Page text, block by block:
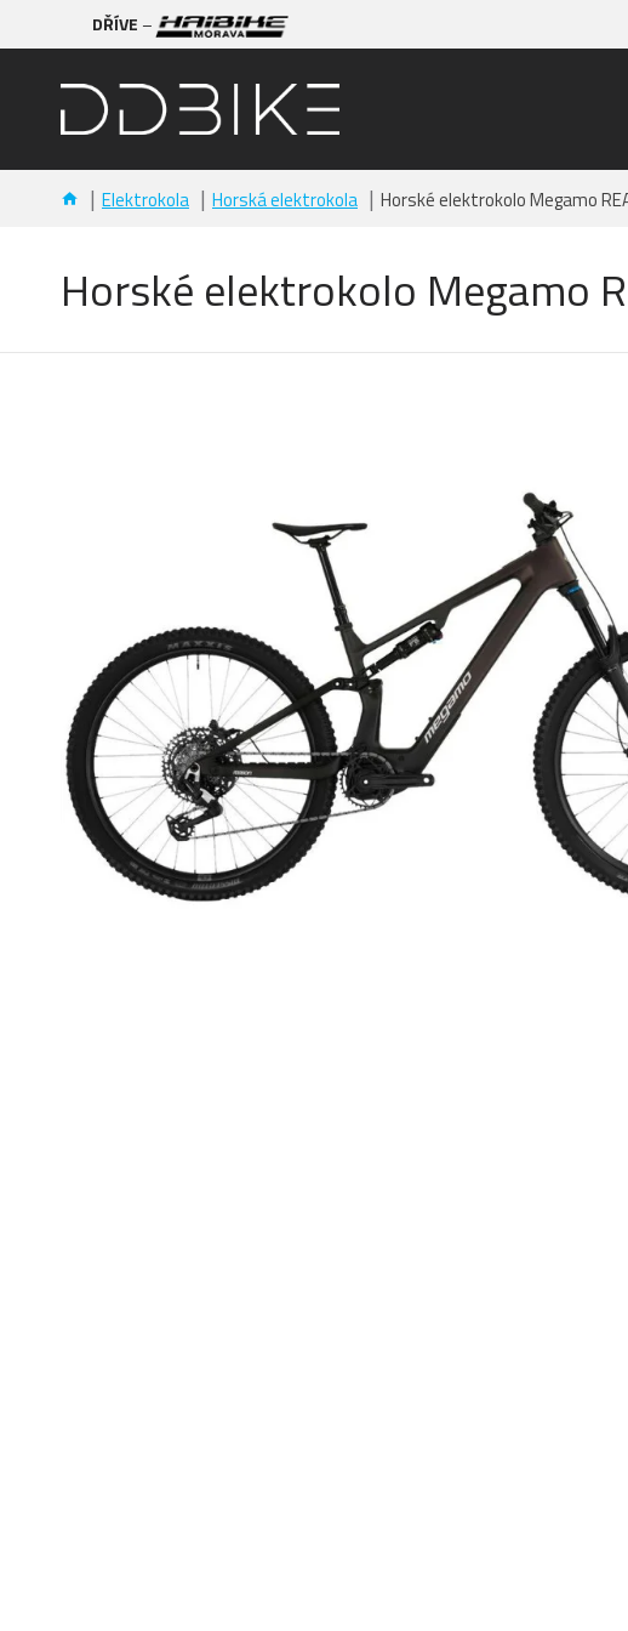
DŘÍVE –
Elektrokola Horská elektrokola Horské elektrokolo Megamo
Horské elektrokolo Megamo